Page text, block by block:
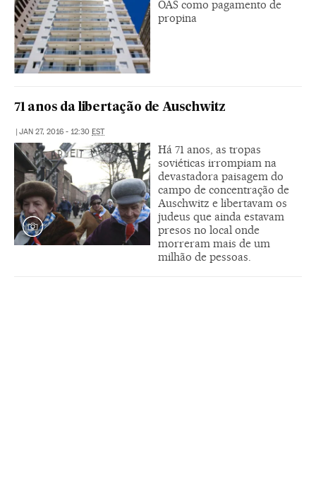
OAS como pagamento de
propina
71 anos da libertação de Auschwitz
| JAN 27, 2016 - 12:30 EST
Há 71 anos, as tropas
soviéticas irrompiam na
devastadora paisagem do
campo de concentração de
Auschwitz e libertavam os
judeus que ainda estavam
presos no local onde
morreram mais de um
milhão de pessoas.